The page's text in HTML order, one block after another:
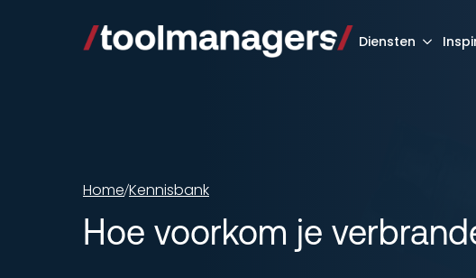
Diensten
Home/Kennisbank
Hoe voorkom je